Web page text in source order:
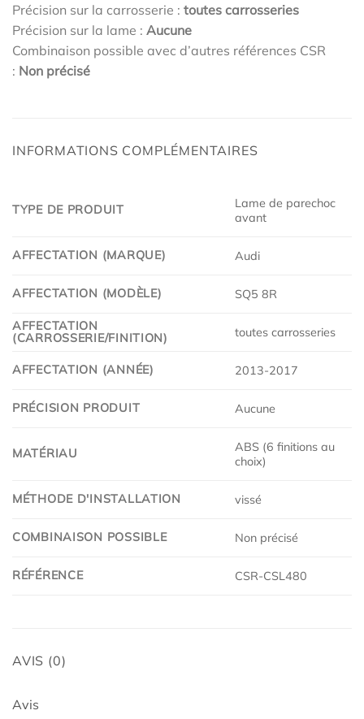
Précision sur la carrosserie : toutes carrosseries
Précision sur la lame : Aucune
Combinaison possible avec d’autres références CSR
: Non précisé
INFORMATIONS COMPLÉMENTAIRES
TYPE DE PRODUIT
Lame de parechoc
avant
AFFECTATION (MARQUE) Audi
AFFECTATION (MODÈLE) SQ5 8R
AFFECTATION
(CARROSSERIE/FINITION)
toutes carrosseries
AFFECTATION (ANNÉE) 2013-2017
PRÉCISION PRODUIT Aucune
MATÉRIAU
ABS (6 finitions au
choix)
MÉTHODE D'INSTALLATION vissé
COMBINAISON POSSIBLE Non précisé
RÉFÉRENCE CSR-CSL480
AVIS (0)
Avis